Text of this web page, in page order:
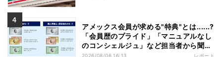
アメックス会員が求める"特典"とは......?
「会員歴のプライド」「マニュアルなし
のコンシェルジュ」など担当者から聞い
た"裏話"も
2026/08/06 16:13 レポート